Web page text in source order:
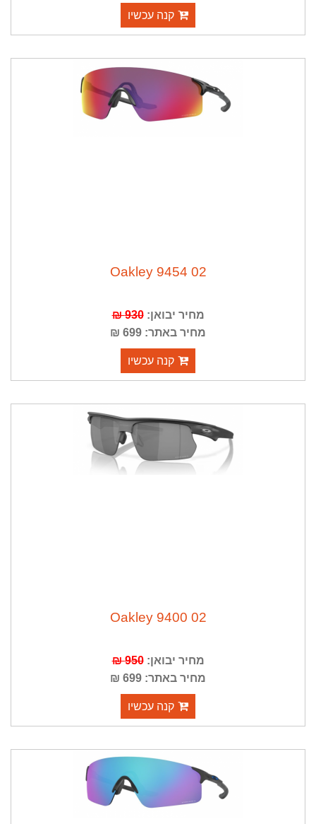
קנה עכשיו
02 9454 Oakley
מחיר יבואן:930 ₪
מחיר באתר: 699 ₪
קנה עכשיו
02 Oakley 9400
מחיר יבואן:950 ₪
מחיר באתר: 699 ₪
קנה עכשיו